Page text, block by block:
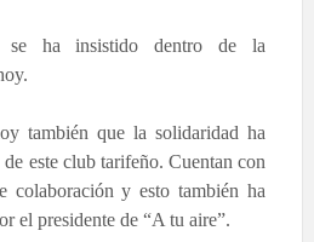
se ha insistido dentro de la
también que la solidaridad ha
este club tarifeño. Cuentan con
colaboración y esto también ha
el presidente de “A tu aire”.